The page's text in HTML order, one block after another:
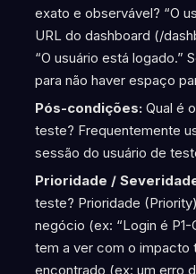
exato e observável? “O
URL do dashboard (/
“O usuário está logado.”
para não haver espaço
Pós-condições:Qual é
teste? Frequentemente
sessão do usuário de
Prioridade /
teste? Prioridade
negócio (ex: “Login é
tem a ver com o impacto
encontrado (ex: um erro